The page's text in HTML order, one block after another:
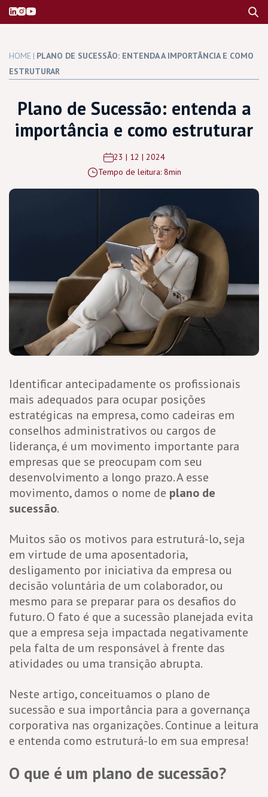
HOME | PLANO DE SUCESSÃO: ENTENDA A IMPORTÂNCIA E COMO
ESTRUTURAR
Plano de Sucessão: entenda a
importância e como estruturar
23 | 12 | 2024
Tempo de leitura: 8min
Identificar antecipadamente os profissionais
mais adequados para ocupar posições
estratégicas na empresa, como cadeiras em
conselhos administrativos ou cargos de
liderança, é um movimento importante para
empresas que se preocupam com seu
desenvolvimento a longo prazo. A esse
movimento, damos o nome de plano de
sucessão.
Muitos são os motivos para estruturá-lo, seja
em virtude de uma aposentadoria,
desligamento por iniciativa da empresa ou
decisão voluntária de um colaborador, ou
mesmo para se preparar para os desafios do
futuro. O fato é que a sucessão planejada evita
que a empresa seja impactada negativamente
pela falta de um responsável à frente das
atividades ou uma transição abrupta.
Neste artigo, conceituamos o plano de
sucessão e sua importância para a governança
corporativa nas organizações. Continue a leitura
e entenda como estruturá-lo em sua empresa!
O que é um plano de sucessão?